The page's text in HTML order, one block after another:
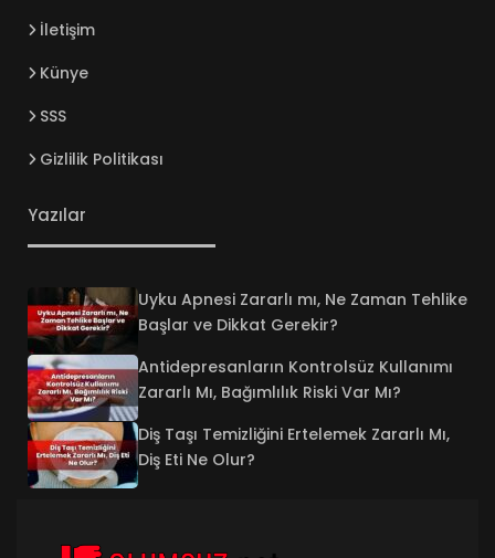
İletişim
Künye
SSS
Gizlilik Politikası
Yazılar
Uyku Apnesi Zararlı mı, Ne Zaman Tehlike
Başlar ve Dikkat Gerekir?
Antidepresanların Kontrolsüz Kullanımı
Zararlı Mı, Bağımlılık Riski Var Mı?
Diş Taşı Temizliğini Ertelemek Zararlı Mı,
Diş Eti Ne Olur?